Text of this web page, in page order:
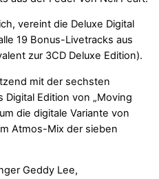
vereint die Deluxe Digital
19 Bonus-Livetracks aus
zur 3CD Deluxe Edition).
mit der sechsten
Edition von „Moving
die digitale Variante von
Atmos-Mix der sieben
Geddy Lee,